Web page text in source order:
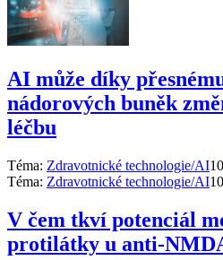
AI může díky
nádorových buněk
léčbu
Téma: Zdravotnické technologie/AI
Téma: Zdravotnické technologie/AI
V čem tkví potenciál
protilátky u anti-